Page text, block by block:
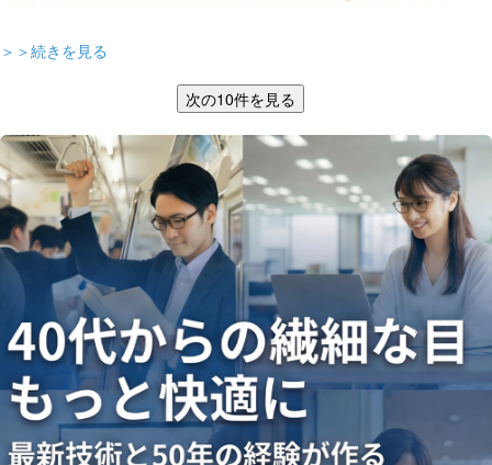
＞＞続きを見る